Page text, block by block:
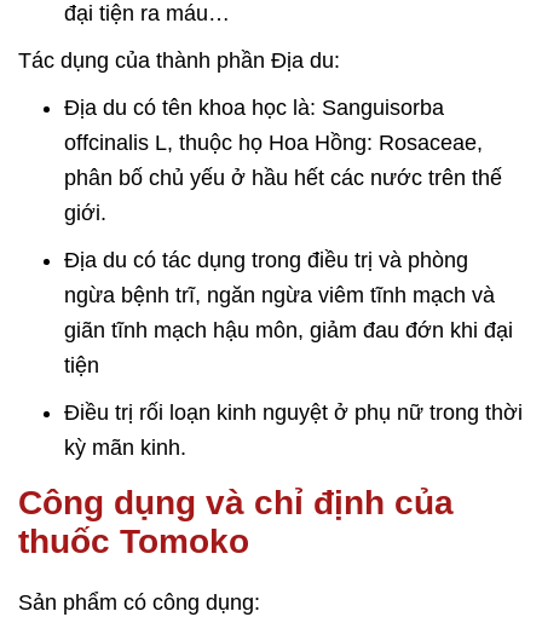
đại tiện ra máu…
Tác dụng của thành phần Địa du:
Địa du có tên khoa học là: Sanguisorba
offcinalis L, thuộc họ Hoa Hồng: Rosaceae,
phân bố chủ yếu ở hầu hết các nước trên thế
giới.
Địa du có tác dụng trong điều trị và phòng
ngừa bệnh trĩ, ngăn ngừa viêm tĩnh mạch và
giãn tĩnh mạch hậu môn, giảm đau đớn khi đại
tiện
Điều trị rối loạn kinh nguyệt ở phụ nữ trong thời
kỳ mãn kinh.
Công dụng và chỉ định của
thuốc Tomoko
Sản phẩm có công dụng: